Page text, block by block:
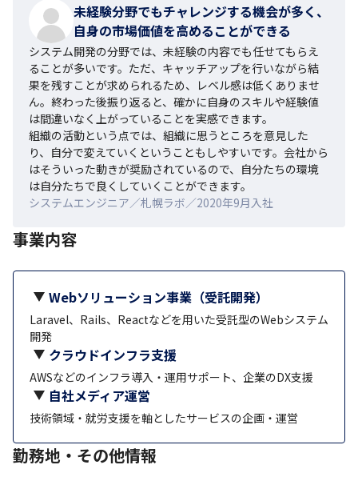
未経験分野でもチャレンジする機会が多く、
自身の市場価値を高めることができる
システム開発の分野では、未経験の内容でも任せてもらえ
ることが多いです。ただ、キャッチアップを行いながら結
果を残すことが求められるため、レベル感は低くありませ
ん。終わった後振り返ると、確かに自身のスキルや経験値
は間違いなく上がっていることを実感できます。
組織の活動という点では、組織に思うところを意見した
り、自分で変えていくということもしやすいです。会社から
はそういった動きが奨励されているので、自分たちの環境
は自分たちで良くしていくことができます。
システムエンジニア／札幌ラボ／2020年9月入社
事業内容
Webソリューション事業（受託開発）
Laravel、Rails、Reactなどを用いた受託型のWebシステム
開発
クラウドインフラ支援
AWSなどのインフラ導入・運用サポート、企業のDX支援
自社メディア運営
技術領域・就労支援を軸としたサービスの企画・運営
勤務地・その他情報